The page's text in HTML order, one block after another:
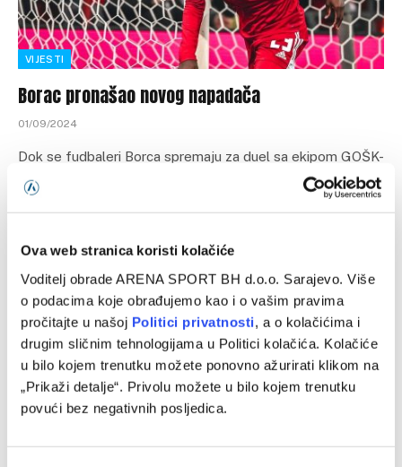
Ova web stranica koristi kolačiće
Voditelj obrade ARENA SPORT BH d.o.o. Sarajevo. Više
o podacima koje obrađujemo kao i o vašim pravima
pročitajte u našoj Politici privatnosti, a o kolačićima i
drugim sličnim tehnologijama u Politici kolačića. Kolačiće
u bilo kojem trenutku možete ponovno ažurirati klikom na
„Prikaži detalje“. Privolu možete u bilo kojem trenutku
povući bez negativnih posljedica.
VIJESTI
Borac pronašao novog napadača
01/09/2024
Dok se fudbaleri Borca spremaju za duel sa ekipom GOŠK-
a i nastupe u Konferencijskoj ligi, rukovodstvo kluba iz
Banja Luke…